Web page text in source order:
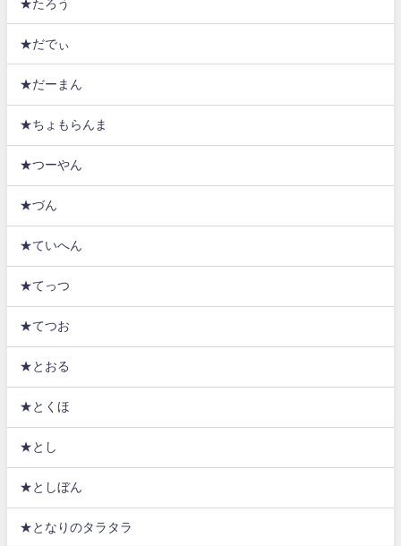
★たろう
★だでぃ
★だーまん
★ちょもらんま
★つーやん
★づん
★ていへん
★てっつ
★てつお
★とおる
★とくほ
★とし
★としぼん
★となりのタラタラ